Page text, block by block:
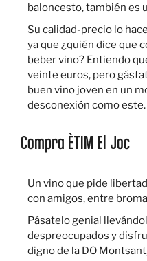
baloncesto, también es
Su calidad-precio lo
ya que ¿quién dice que
beber vino? Entiendo
veinte euros, pero
buen vino joven en un
desconexión como este.
Compra ÈTIM El Joc
Un vino que pide
con amigos, entre
Pásatelo genial
despreocupados y
digno de la DO